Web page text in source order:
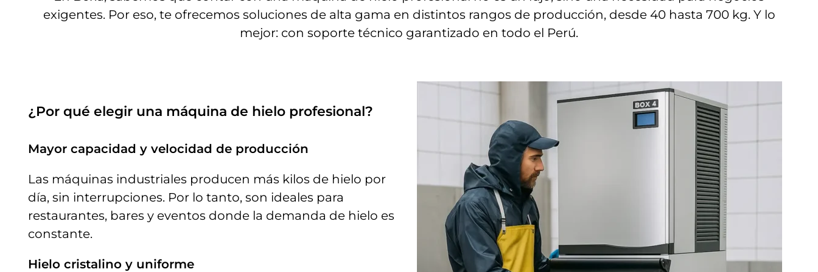
exigentes. Por eso, te ofrecemos soluciones de alta gama en distintos rangos de producción, desde 40 hasta 700 kg. Y lo
mejor: con soporte técnico garantizado en todo el Perú.
¿Por qué elegir una máquina de hielo profesional?
Mayor capacidad y velocidad de producción
Las máquinas industriales producen más kilos de hielo por
día, sin interrupciones. Por lo tanto, son ideales para
restaurantes, bares y eventos donde la demanda de hielo es
constante.
Hielo cristalino y uniforme